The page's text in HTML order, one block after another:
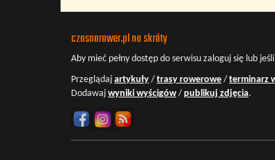
czasnarower.pl na skróty
Aby mieć pełny dostęp do serwisu zaloguj się lub
Przeglądaj artykuły / trasy rowerowe / terminarz
Dodawaj wyniki wyścigów/ publikuj zdjęcia.